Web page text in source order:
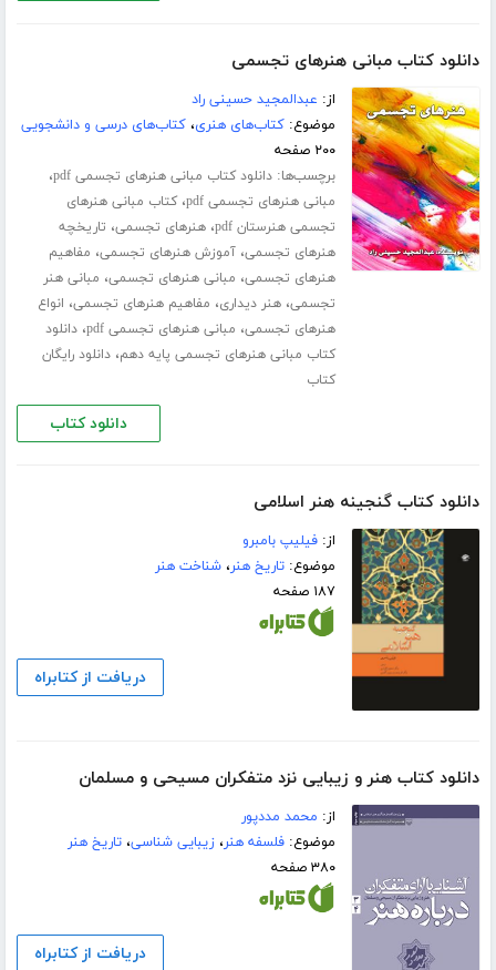
دانلود کتاب مبانی هنرهای تجسمی
از: عبدالمجید حسینی راد
موضوع:کتاب‌های هنری،کتاب‌های درسی و دانشجویی
۲۰۰ صفحه
برچسب‌ها:دانلود کتاب مبانی هنرهای تجسمی pdf ،
مبانی هنرهای تجسمی pdf ،کتاب مبانی هنرهای
تجسمی هنرستان pdf
،هنرهای تجسمی، تاریخچه
هنرهای تجسمی،آموزش هنرهای تجسمی، مفاهیم
هنرهای تجسمی، مبانی هنرهای تجسمی، مبانی هنر
تجسمی،هنر دیداری، مفاهیم هنرهای تجسمی، انواع
هنرهای تجسمی، مبانی هنرهای تجسمی pdf ،دانلود
کتاب مبانی هنرهای تجسمی پایه دهم،دانلود رایگان
کتاب
دانلود کتاب
دانلود کتاب گنجینه هنر اسلامی
از:فیلیپ بامبرو
موضوع:تاریخ هنر،شناخت هنر
۱۸۷ صفحه
دریافت از کتابراه
دانلود کتاب هنر و زیبایی نزد متفکران مسیحی و مسلمان
از: محمد مددپور
موضوع:فلسفه هنر،زیبایی شناسی،تاریخ هنر
۳۸۰ صفحه
دریافت از کتابراه